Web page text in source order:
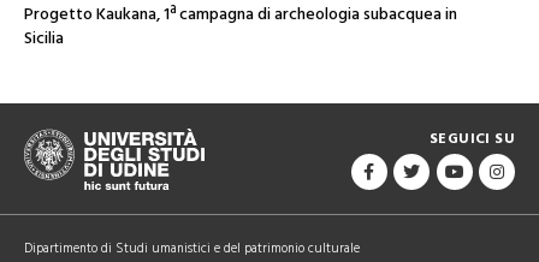
Progetto Kaukana, 1ª campagna di archeologia subacquea in
Sicilia
SEGUICI SU
Dipartimento di Studi umanistici e del patrimonio culturale